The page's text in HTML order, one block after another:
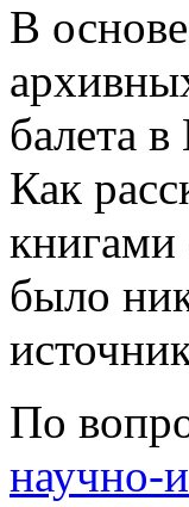
В
балета
Как
книгами
было
По
научно-